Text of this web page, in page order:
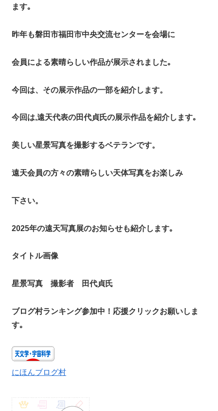
ます｡
昨年も磐田市福田市中央交流センターを会場に
会員による素晴らしい作品が展示されました｡
今回は、その展示作品の一部を紹介します。
今回は,遠天代表の田代貞氏の展示作品を紹介します｡
美しい星景写真を撮影するベテランです。
遠天会員の方々の素晴らしい天体写真をお楽しみ
下さい。
2025年の遠天写真展のお知らせも紹介します｡
タイトル画像
星景写真 撮影者 田代貞氏
ブログ村ランキング参加中！応援クリックお願いしま
す｡
にほんブログ村